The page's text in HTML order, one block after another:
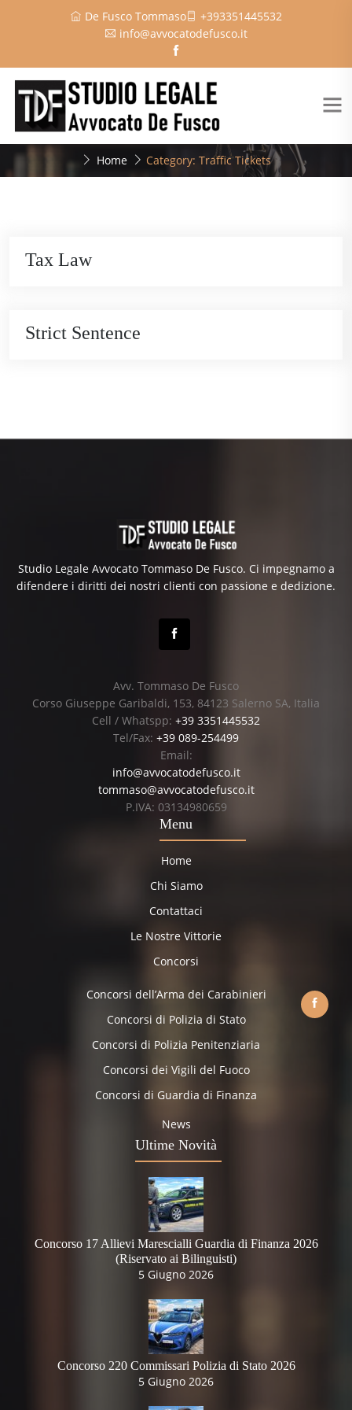
De Fusco Tommaso
+393351445532
info@avvocatodefusco.it
Home Category: Traffic Tickets
Tax Law
Strict Sentence
Studio Legale Avvocato Tommaso De Fusco. Ci impegnamo a
difendere i diritti dei nostri clienti con passione e dedizione.
Avv. Tommaso De Fusco
Corso Giuseppe Garibaldi, 153, 84123 Salerno SA, Italia
Cell / Whatspp: +39 3351445532
Tel/Fax: +39 089-254499
Email:
info@avvocatodefusco.it
tommaso@avvocatodefusco.it
P.IVA: 03134980659
Menu
Home
Chi Siamo
Contattaci
Le Nostre Vittorie
Concorsi
Concorsi dell’Arma dei Carabinieri
Concorsi di Polizia di Stato
Concorsi di Polizia Penitenziaria
Concorsi dei Vigili del Fuoco
Concorsi di Guardia di Finanza
News
Ultime Novità
Concorso 17 Allievi Marescialli Guardia di Finanza 2026
(Riservato ai Bilinguisti)
5 Giugno 2026
Concorso 220 Commissari Polizia di Stato 2026
5 Giugno 2026